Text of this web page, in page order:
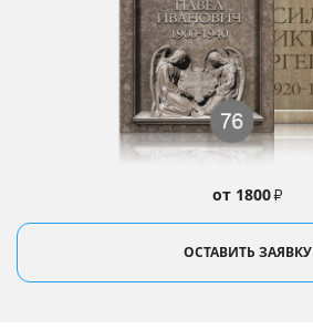
от 1800₽
ОСТАВИТЬ ЗАЯВКУ